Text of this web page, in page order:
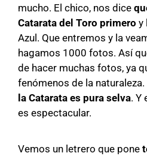
mucho. El chico, nos dice
Catarata del Toro primero y
Azul. Que entremos y la
hagamos 1000 fotos. Así
de hacer muchas fotos, ya
fenómenos de la naturaleza.
la Catarata es pura selva. Y
es espectacular.
Vemos un letrero que pone